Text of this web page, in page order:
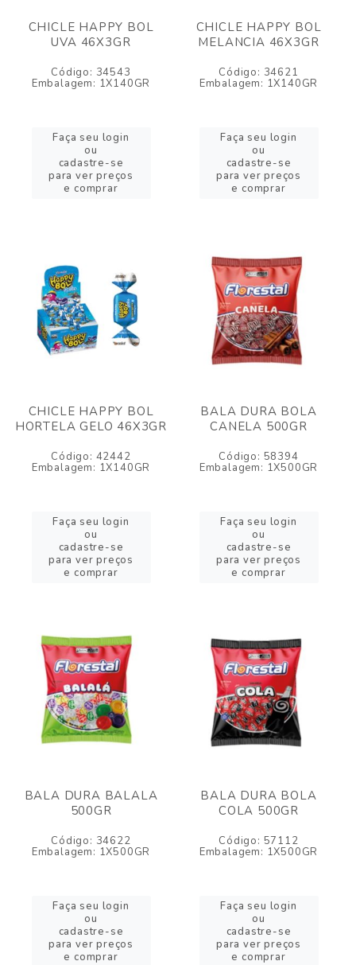
CHICLE HAPPY BOL
UVA 46X3GR
Código: 34543
Embalagem: 1X140GR
Faça seu login
ou
cadastre-se
para ver preços
e comprar
CHICLE HAPPY BOL
MELANCIA 46X3GR
Código: 34621
Embalagem: 1X140GR
Faça seu login
ou
cadastre-se
para ver preços
e comprar
CHICLE HAPPY BOL
HORTELA GELO 46X3GR
Código: 42442
Embalagem: 1X140GR
Faça seu login
ou
cadastre-se
para ver preços
e comprar
BALA DURA BOLA
CANELA 500GR
Código: 58394
Embalagem: 1X500GR
Faça seu login
ou
cadastre-se
para ver preços
e comprar
BALA DURA BALALA
500GR
Código: 34622
Embalagem: 1X500GR
Faça seu login
ou
cadastre-se
para ver preços
e comprar
BALA DURA BOLA
COLA 500GR
Código: 57112
Embalagem: 1X500GR
Faça seu login
ou
cadastre-se
para ver preços
e comprar